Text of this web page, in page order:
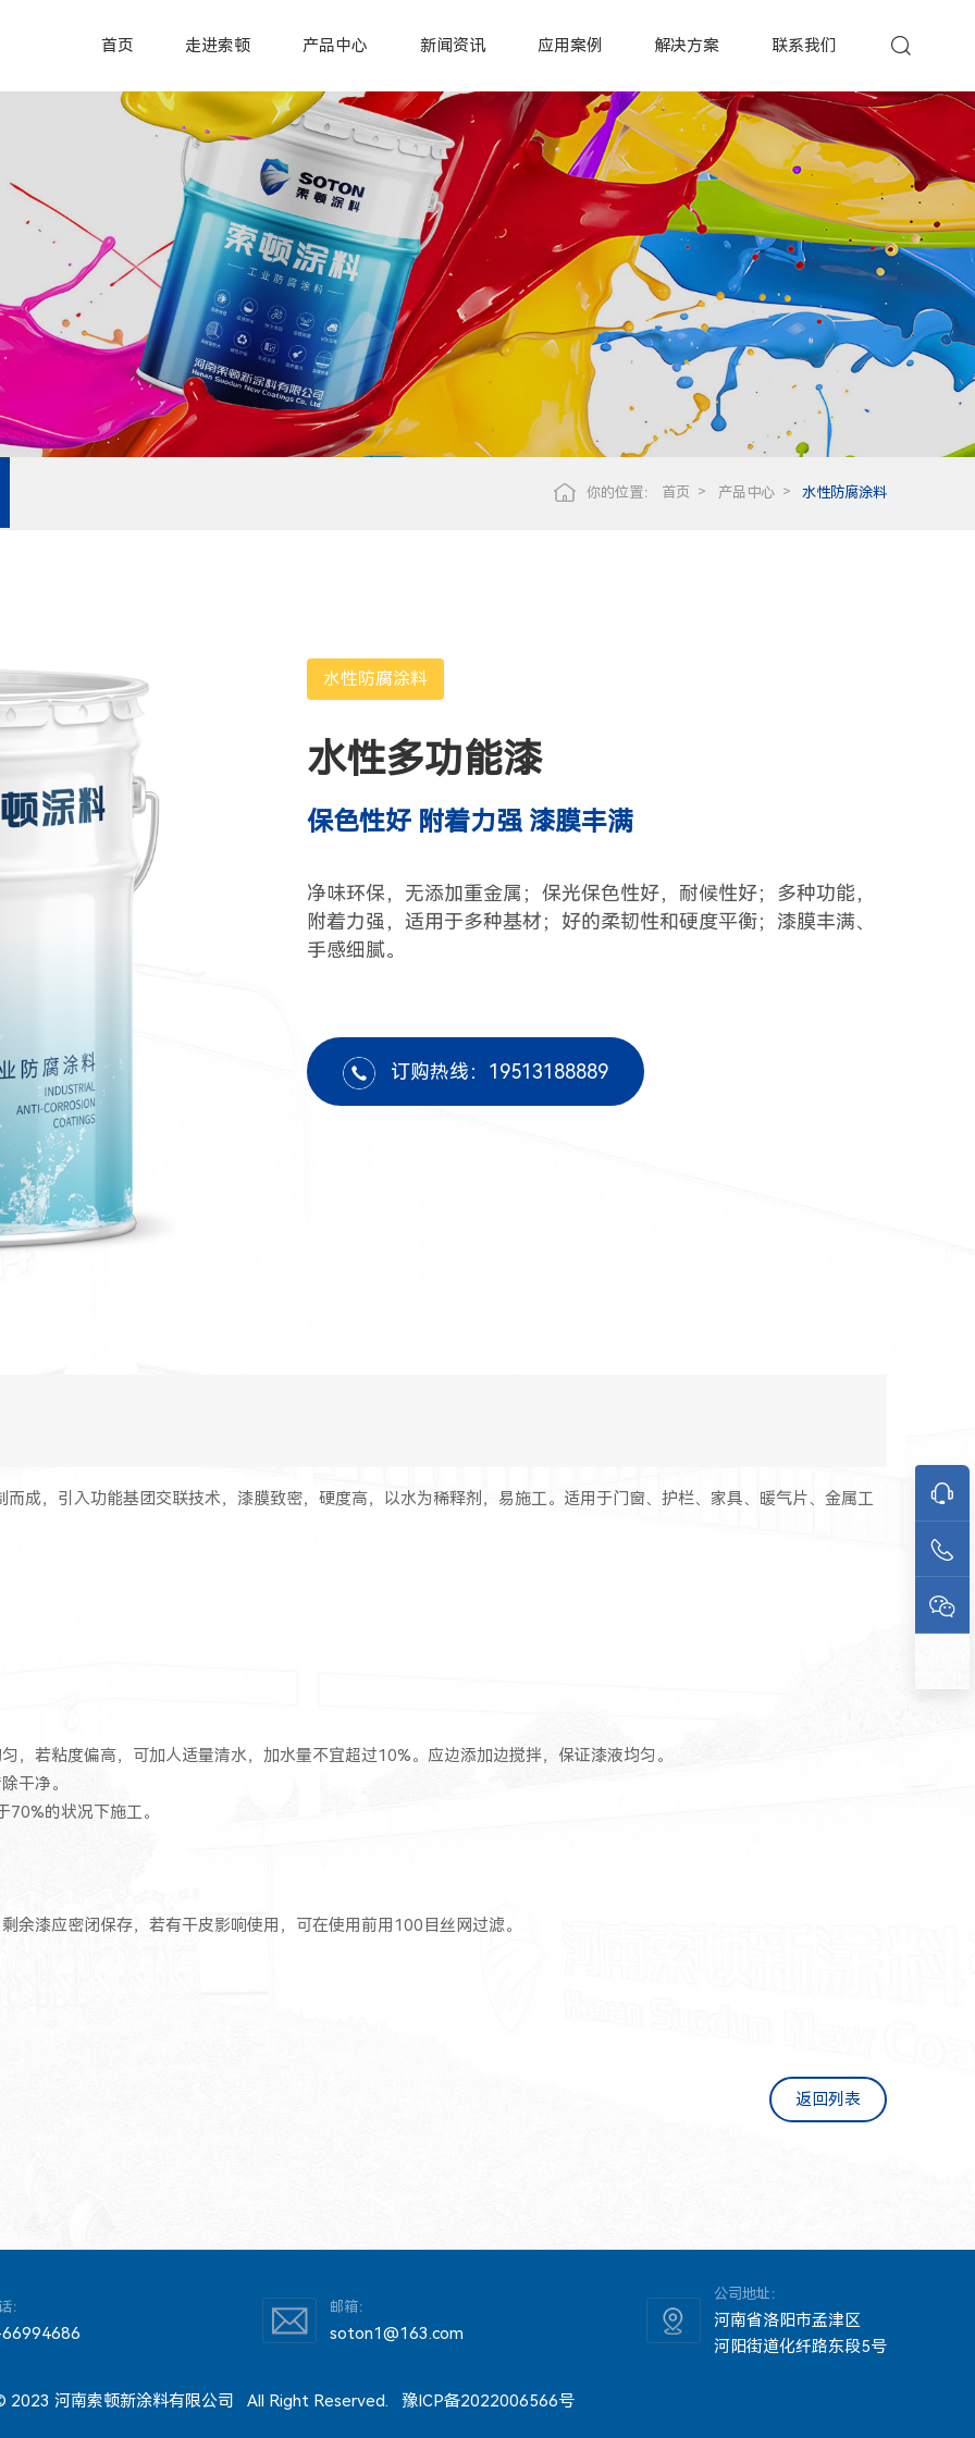
首页 走进索顿 产品中心 新闻资讯 应用案例 解决方案 联系我们
你的位置： 首页 产品中心 水性防腐涂料
水性防腐涂料
水性多功能漆
保色性好 附着力强 漆膜丰满
净味环保，无添加重金属；保光保色性好，耐候性好；多种功能，
附着力强，适用于多种基材；好的柔韧性和硬度平衡；漆膜丰满、
手感细腻。
订购热线：19513188889
成，引入功能基团交联技术，漆膜致密，硬度高，以水为稀释剂，易施工。适用于门窗、护栏、家具、暖气片、金属工
，若粘度偏高，可加人适量清水，加水量不宜超过10%。应边添加边搅拌，保证漆液均匀。
干净。
的状况下施工。
余漆应密闭保存，若有干皮影响使用，可在使用前用100目丝网过滤。
返回列表
： 邮箱：
soton1@163.com
公司地址：
河南省洛阳市孟津区
河阳街道化纤路东段5号
2023 河南索顿新涂料有限公司 All Right Reserved. 豫ICP备2022006566号